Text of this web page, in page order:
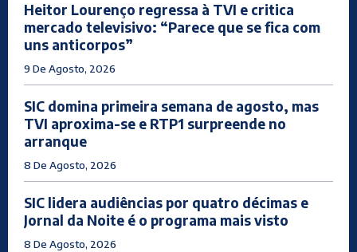
Heitor Lourenço regressa à TVI e critica
mercado televisivo: “Parece que se fica com
uns anticorpos”
9 De Agosto, 2026
SIC domina primeira semana de agosto, mas
TVI aproxima-se e RTP1 surpreende no
arranque
8 De Agosto, 2026
SIC lidera audiências por quatro décimas e
Jornal da Noite é o programa mais visto
8 De Agosto, 2026